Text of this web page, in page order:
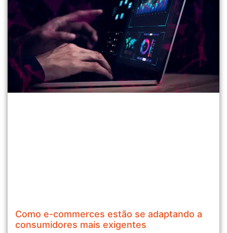
Como e-commerces estão se adaptando a
consumidores mais exigentes